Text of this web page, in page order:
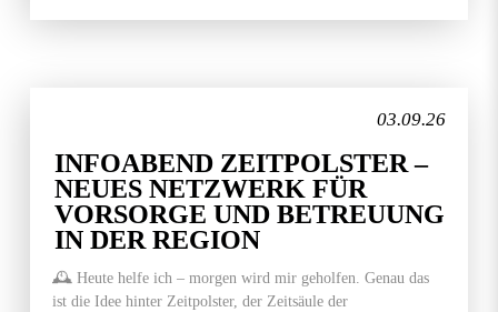
03.09.26
INFOABEND ZEITPOLSTER –
NEUES NETZWERK FÜR
VORSORGE UND BETREUUNG
IN DER REGION
🕰️ Heute helfe ich – morgen wird mir geholfen. Genau das
ist die Idee hinter Zeitpolster, der Zeitsäule der